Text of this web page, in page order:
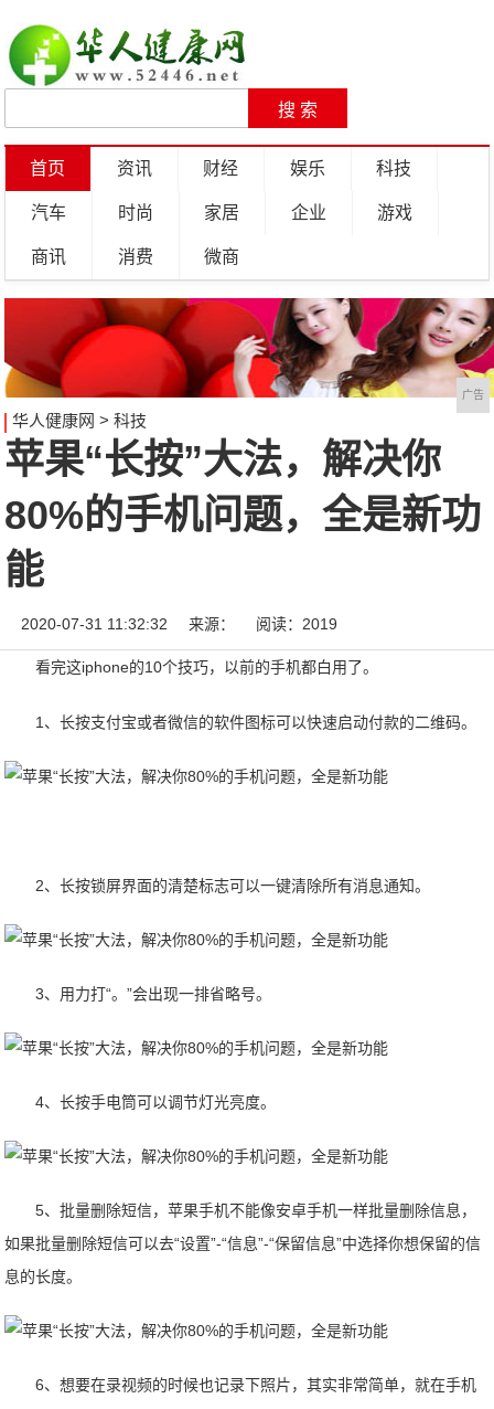
首页 资讯 财经 娱乐 科技
汽车 时尚 家居 企业 游戏
商讯 消费 微商
广告
华人健康网 > 科技
苹果“长按”大法，解决你
80%的手机问题，全是新功
能
2020-07-31 11:32:32 来源： 阅读：2019
看完这iphone的10个技巧，以前的手机都白用了。
1、长按支付宝或者微信的软件图标可以快速启动付款的二维码。
2、长按锁屏界面的清楚标志可以一键清除所有消息通知。
3、用力打“。”会出现一排省略号。
4、长按手电筒可以调节灯光亮度。
5、批量删除短信，苹果手机不能像安卓手机一样批量删除信息，
如果批量删除短信可以去“设置”-“信息”-“保留信息”中选择你想保留的信
息的长度。
6、想要在录视频的时候也记录下照片，其实非常简单，就在手机